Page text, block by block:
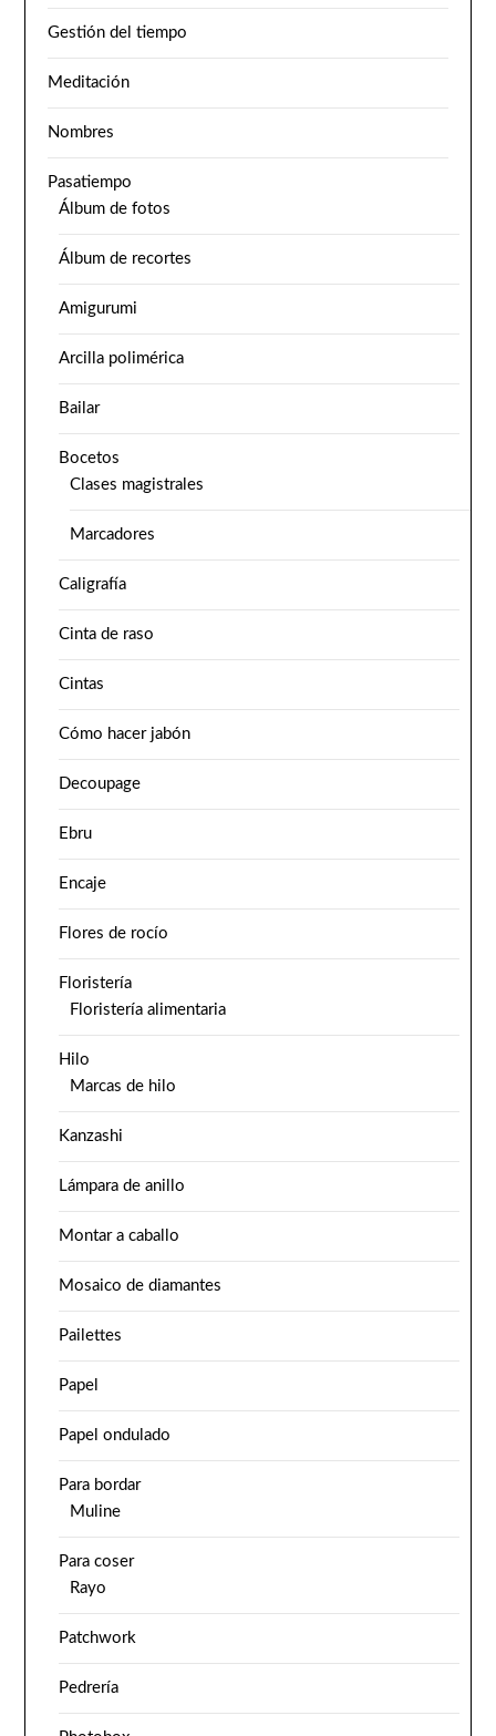
Gestión del tiempo
Meditación
Nombres
Pasatiempo
Álbum de fotos
Álbum de recortes
Amigurumi
Arcilla polimérica
Bailar
Bocetos
Clases magistrales
Marcadores
Caligrafía
Cinta de raso
Cintas
Cómo hacer jabón
Decoupage
Ebru
Encaje
Flores de rocío
Floristería
Floristería alimentaria
Hilo
Marcas de hilo
Kanzashi
Lámpara de anillo
Montar a caballo
Mosaico de diamantes
Pailettes
Papel
Papel ondulado
Para bordar
Muline
Para coser
Rayo
Patchwork
Pedrería